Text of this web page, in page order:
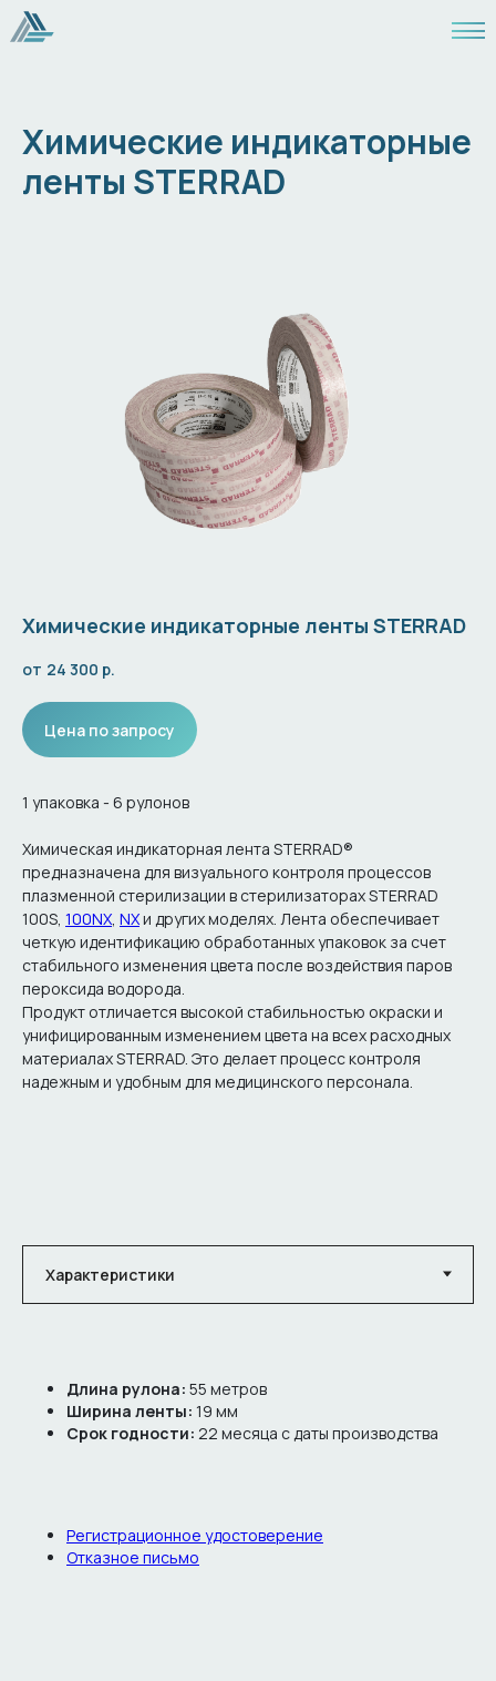
Химические индикаторные
ленты STERRAD
Химические индикаторные ленты STERRAD
24 300 р.
Цена по запросу
1 упаковка - 6 рулонов
Химическая индикаторная лента STERRAD®
предназначена для визуального контроля процессов
плазменной стерилизации в стерилизаторах STERRAD
100S, 100NX NXи других моделях. Лента обеспечивает
четкую идентификацию обработанных упаковок за счет
стабильного изменения цвета после воздействия паров
пероксида водорода.
Продукт отличается высокой стабильностью окраски и
унифицированным изменением цвета на всех расходных
материалах STERRAD. Это делает процесс контроля
надежным и удобным для медицинского персонала.
Длина рулона: 55 метров
Ширина ленты: 19 мм
Срок годности: 22 месяца с даты производства
Регистрационное удостоверение
Отказное письмо